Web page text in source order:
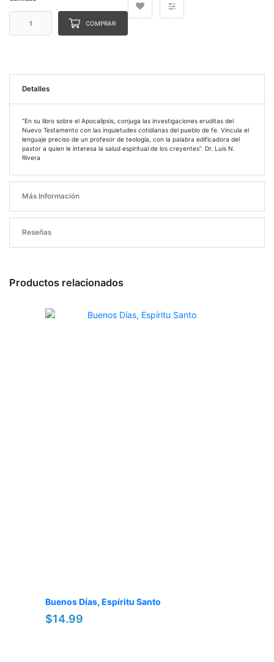
COMPRAR
Detalles
“En su libro sobre el Apocalipsis, conjuga las investigaciones eruditas del
Nuevo Testamento con las inquietudes cotidianas del pueblo de fe. Vincula el
lenguaje preciso de un profesor de teología, con la palabra edificadora del
pastor a quien le interesa la salud espiritual de los creyentes”. Dr. Luis N.
Rivera
Más Información
Reseñas
Productos relacionados
Buenos Días, Espíritu Santo
$14.99